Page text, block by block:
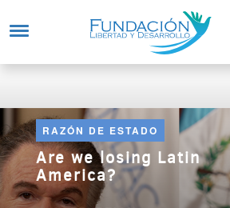
RAZÓN DE ESTADO
Are we losing Latin
America?